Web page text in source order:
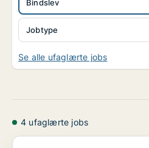
Jobtype
Bindslev
Se alle ufaglærte jobs
4 ufaglærte jobs
Social og sundhedsassist til